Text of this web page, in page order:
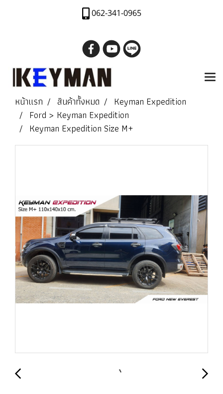
062-341-0965
หน้าแรก สินค้าทั้งหมด
Keyman Expedition
Ford > Keyman Expedition
Keyman Expedition Size M+